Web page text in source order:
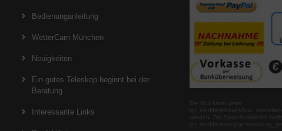
Bedienunganleitung
WetterCam München
Neuigkeiten
Ein gutes Teleskop beginnt bei der
Beratung
Interessante Links
Die Box kann unter
tpl_modified/boxes/
werden. Die Sprachvariablen